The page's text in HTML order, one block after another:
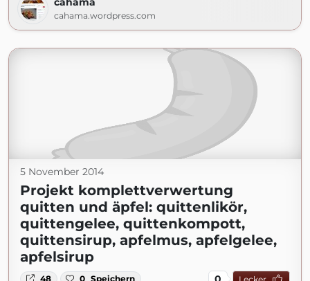
cahama.wordpress.com
5 November 2014
Projekt komplettverwertung
quitten und äpfel: quittenlikör,
quittengelee, quittenkompott,
quittensirup, apfelmus, apfelgelee,
apfelsirup
48 0 Speichern Lecker